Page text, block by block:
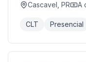
Cascavel, PR A
CLT Presencial